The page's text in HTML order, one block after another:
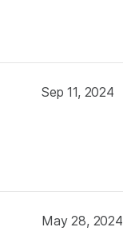
Sep 11, 2024
May 28, 2024